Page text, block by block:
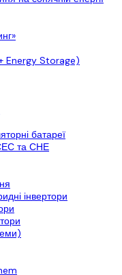
Energy Storage)
батареї
та СНЕ
інвертори